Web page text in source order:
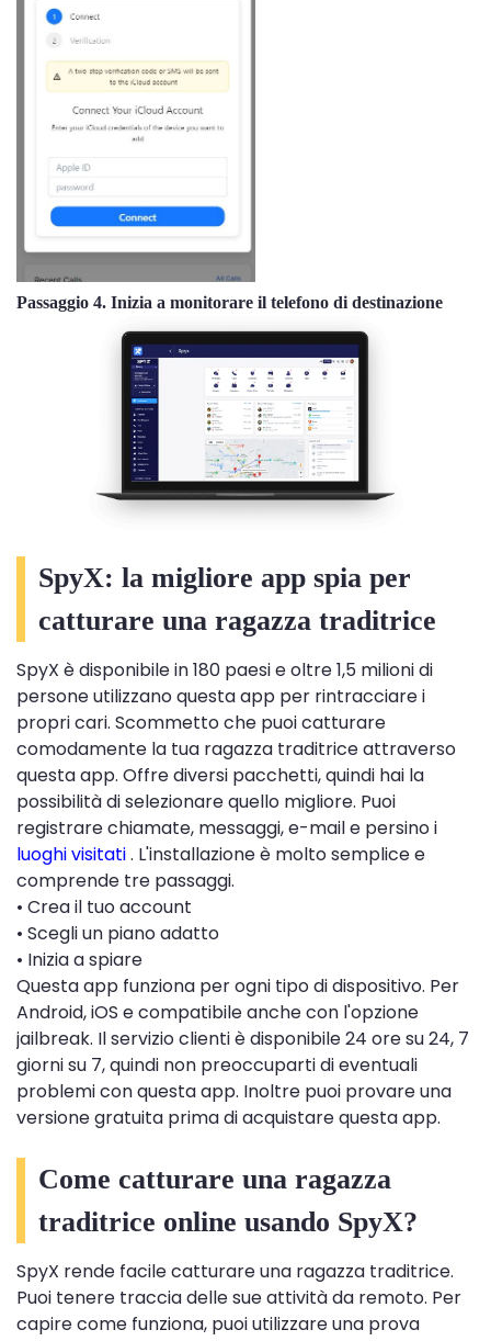
Passaggio 4. Inizia a monitorare il telefono di destinazione
SpyX: la migliore app spia per
catturare una ragazza traditrice
SpyX è disponibile in 180 paesi e oltre 1,5 milioni di
persone utilizzano questa app per rintracciare i
propri cari. Scommetto che puoi catturare
comodamente la tua ragazza traditrice attraverso
questa app. Offre diversi pacchetti, quindi hai la
possibilità di selezionare quello migliore. Puoi
registrare chiamate, messaggi, e-mail e persino i
luoghi visitati. L'installazione è molto semplice e
comprende tre passaggi.
• Crea il tuo account
• Scegli un piano adatto
• Inizia a spiare
Questa app funziona per ogni tipo di dispositivo. Per
Android, iOS e compatibile anche con l'opzione
jailbreak. Il servizio clienti è disponibile 24 ore su 24, 7
giorni su 7, quindi non preoccuparti di eventuali
problemi con questa app. Inoltre puoi provare una
versione gratuita prima di acquistare questa app.
Come catturare una ragazza
traditrice online usando SpyX?
SpyX rende facile catturare una ragazza traditrice.
Puoi tenere traccia delle sue attività da remoto. Per
capire come funziona, puoi utilizzare una prova